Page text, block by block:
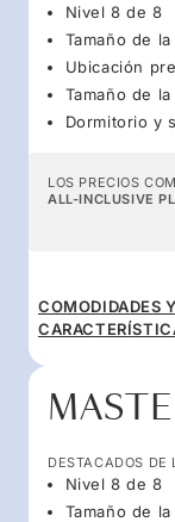
Nivel 8 de 8
Tamaño de
Ubicación
Tamaño de
Dormitorio y
LOS PRECIOS
ALL-INCLUSIVE
COMODIDADES Y
DESTACADOS DE
Nivel 8 de 8
Tamaño de